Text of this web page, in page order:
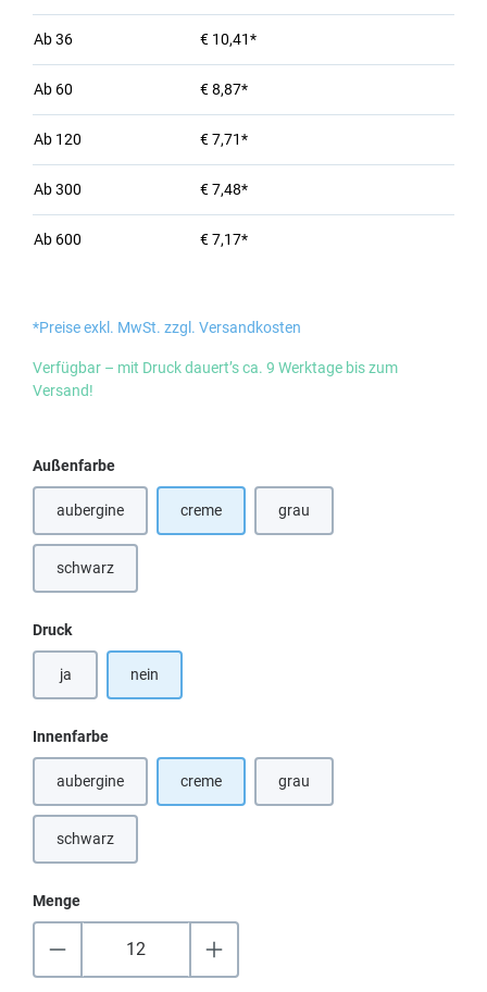
Ab36 € 10,41*
Ab 60 € 8,87*
Ab 120 € 7,71*
Ab300 € 7,48*
Ab 600 € 7,17*
*Preise exkl. MwSt. zzgl. Versandkosten
Verfügbar – mit Druck dauert’s ca. 9 Werktage bis zum
Versand!
Außenfarbeauswählen
aubergine(Diese Option ist zurzeit nicht verfügbar.)
creme grau(Diese Option ist zurzeit nicht
schwarz(Diese Option ist zurzeit nicht verfügbar.)
Druckauswählen
ja nein
Innenfarbeauswählen
aubergine(Diese Option ist zurzeit nicht verfügbar.)
creme grau(Diese Option ist zurzeit nicht
schwarz(Diese Option ist zurzeit nicht verfügbar.)
Menge